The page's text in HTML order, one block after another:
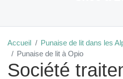
Accueil
Punaise de lit dans les
Punaise de lit à Opio
Société